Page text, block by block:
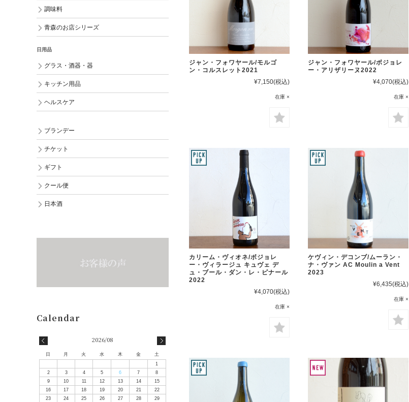
ジャン・フォワヤール/モルゴ
ン・コルスレット2021
¥7,150(税込)
在庫 ×
ジャン・フォワヤール/ボジョレ
ー・アリザリーヌ2022
¥4,070(税込)
在庫 ×
カリーム・ヴィオネ/ボジョレ
ー・ヴィラージュ キュヴェ デ
ュ・ブール・ダン・レ・ピナール
2022
¥4,070(税込)
在庫 ×
ケヴィン・デコンブ/ムーラン・
ナ・ヴァン AC Moulin a Vent
2023
¥6,435(税込)
在庫 ×
調味料
青森のお店シリーズ
日用品
グラス・酒器・器
キッチン用品
ヘルスケア
ブランデー
チケット
ギフト
クール便
日本酒
2026/08
日 月 火 水 木 金
土
1
2
3 4 5 6 7
8
9
10 11 12 13 14
15
16
17 18 19 20 21
22
23
24 25 26 27 28
29